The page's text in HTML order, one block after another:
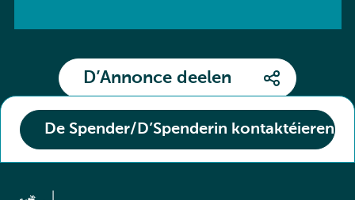
De Spender/D’Spenderin kontaktéieren
D’Annonce deelen